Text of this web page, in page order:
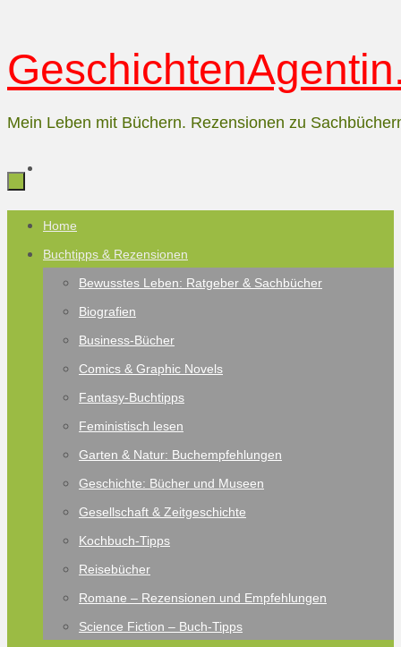
Inhalt
Mein Leben mit Büchern. Rezensionen zu
Zum
Inhalt
springen
Home
Buchtipps & Rezensionen
Bewusstes Leben: Ratgeber & Sachbücher
Biografien
Business-Bücher
Comics & Graphic Novels
Fantasy-Buchtipps
Feministisch lesen
Garten & Natur: Buchempfehlungen
Geschichte: Bücher und Museen
Gesellschaft & Zeitgeschichte
Kochbuch-Tipps
Reisebücher
Romane – Rezensionen und Empfehlungen
Science Fiction – Buch-Tipps